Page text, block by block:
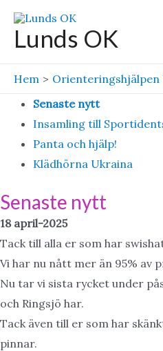
Hoppa
innehåll
Lunds OK
Hem Orienteringshjälpen
Senaste nytt
Insamling till
Panta och hjälp!
Klädhörna Ukraina
Senaste nytt
18 april-2025
Tack till alla er som har
Vi har nu nått mer än 95% av
Nu tar vi sista rycket under
och Ringsjö har.
Tack även till er som har
pinnar.